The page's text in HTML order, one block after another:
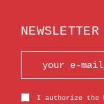
NEWSLETTER
I authorize the